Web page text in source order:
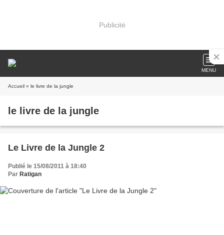
Publicité
MENU
Accueil » le livre de la jungle
le livre de la jungle
Le Livre de la Jungle 2
Publié le 15/08/2011 à 18:40
Par Ratigan